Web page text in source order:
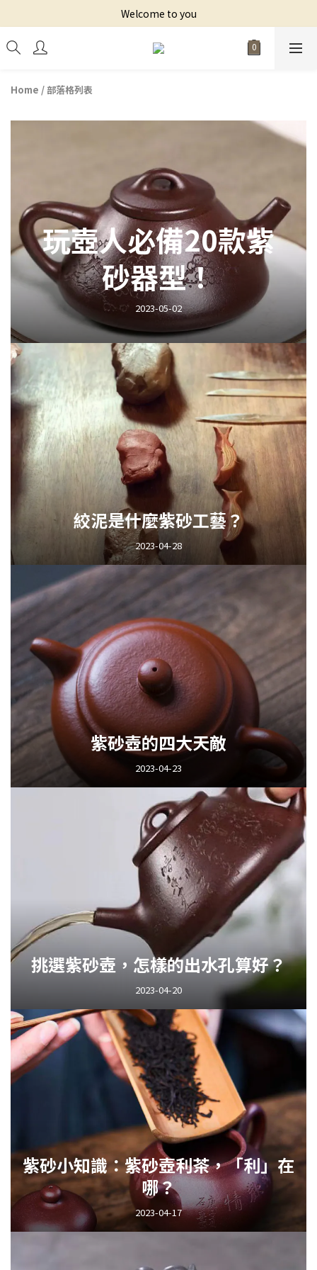
Welcome to you
Home / 部落格列表
玩壺人必備20款紫
砂器型！
2023-05-02
絞泥是什麼紫砂工藝？
2023-04-28
紫砂壺的四大天敵
2023-04-23
挑選紫砂壺，怎樣的出水孔算好？
2023-04-20
紫砂小知識：紫砂壺利茶，「利」在
哪？
2023-04-17